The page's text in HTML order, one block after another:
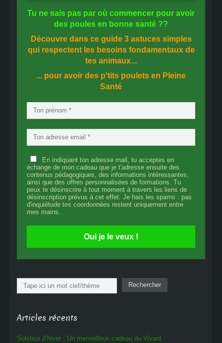
Tu ne sais pas par où commencer pour avoir
des poules en bonne santé ??
Découvre dans ce guide 3 astuces simples
qui respectent les besoins fondamentaux de
tes animaux...
... pour avoir des p'tits poulets en Pleine
Santé
En indiquant ton adresse mail, tu acceptes en
échange de mon cadeau que je t'adresse ensuite des
contenus pédagogiques, des informations intéressantes,
ainsi que des offres personnalisées de formations. Tu
peux te désinscrire à tout moment à travers les liens de
désinscription prévus à cet effet. Je hais les spams : pas
d'inquiétude tes coordonnées restent uniquement entre
mes mains.
Oui je le veux !
Rechercher Rechercher
Articles récents
Solstice d’hiver : Un merveilleux cadeau du Vivant